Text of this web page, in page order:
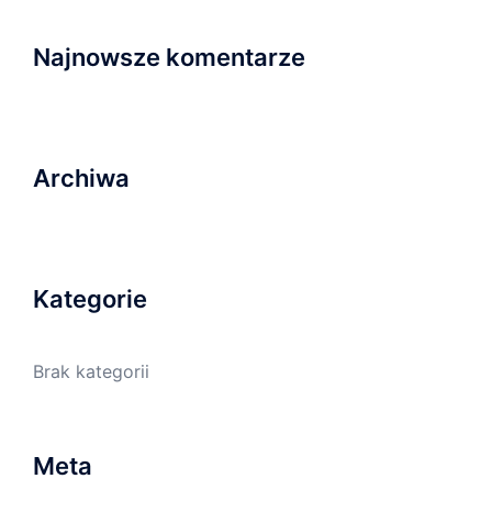
Najnowsze komentarze
Archiwa
Kategorie
Brak kategorii
Meta